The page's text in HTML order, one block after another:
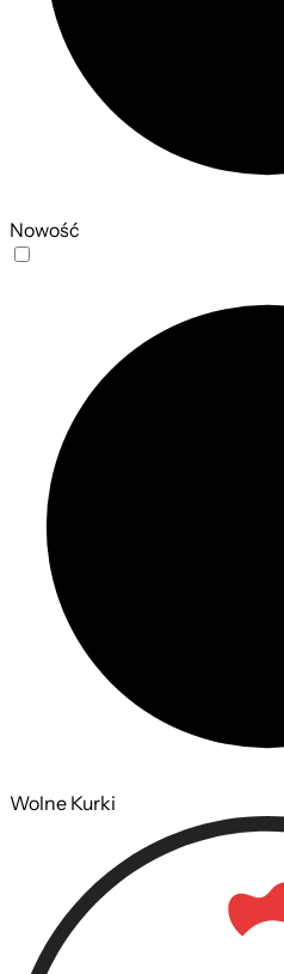
Nowość
Wolne Kurki